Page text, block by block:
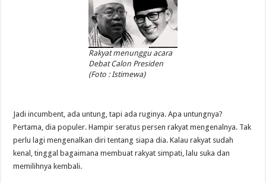
Rakyat menunggu acara
Debat Calon Presiden
(Foto : Istimewa)
Jadi incumbent, ada untung, tapi ada ruginya. Apa untungnya?
Pertama, dia populer. Hampir seratus persen rakyat mengenalnya. Tak
perlu lagi mengenalkan diri tentang siapa dia. Kalau rakyat sudah
kenal, tinggal bagaimana membuat rakyat simpati, lalu suka dan
memilihnya kembali.